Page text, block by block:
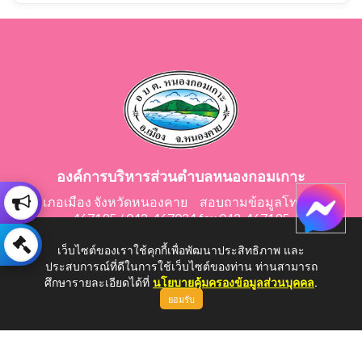
องค์การบริหารส่วนตำบลหนองกอมเกาะ
อำเภอเมือง จังหวัดหนองคาย สอบถามข้อมูลโทร 042-
467195 / 042-467024 fax 042-467195
E-Mail: saraban@nongkomkor.go.th
เว็บไซต์ของเราใช้คุกกี้เพื่อพัฒนาประสิทธิภาพ และ
ประสบการณ์ที่ดีในการใช้เว็บไซต์ของท่าน ท่านสามารถ
ศึกษารายละเอียดได้ที่ นโยบายคุ้มครองข้อมูลส่วนบุคคล.
ยอมรับ